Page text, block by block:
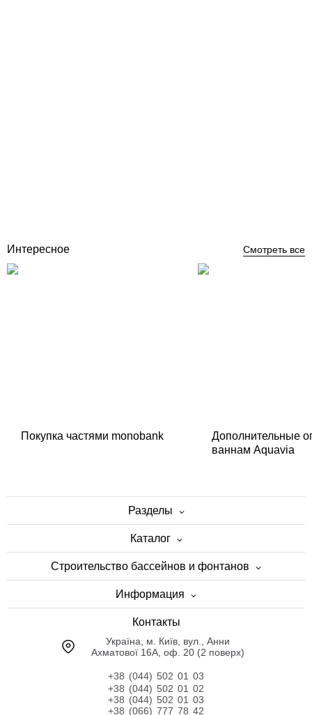
Интересное Смотреть все
Покупка частями monobank
Дополнительные
ваннам Aquavia
Разделы
Каталог
Строительство бассейнов и фонтанов
Информация
Контакты
Українa, м. Київ, вул., Анни
Ахматової 16А, оф. 20 (2 поверх)
+38 (044) 502 01 03
+38 (044) 502 01 02
+38 (044) 502 01 03
+38 (066) 777 78 42